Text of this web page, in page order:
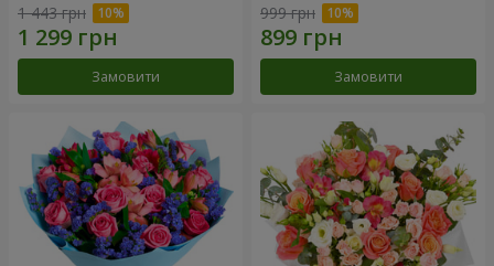
1 443 грн
Замовити
999 грн
Замовити